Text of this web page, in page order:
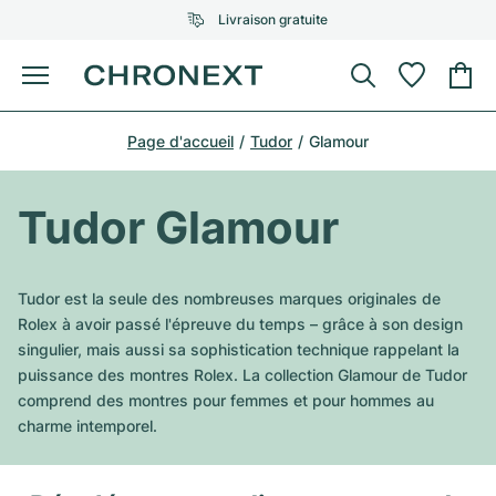
Livraison gratuite
Menu
Acheter une montre
UNE SÉLECTION D'EXCEPTION
Tous les modèles Rolex
Modèles les plus vendus
Omega
Tous les modèles Omega
Modèles les plus vendus
Patek Philippe
Tous les modèles Patek Philippe
Audemars Piguet
Cartier
Montres d'occasion
Bijoux
UNE SÉLECTION D'EXCEPTION
Tiffany
Louis Vuitton
Gebauer & Gebauer
Van Cleef & Arpels
Nouveautés
Page d'accueil Tudor Glamour
Tudor Glamour
Tudor est la seule des nombreuses marques originales de
Rolex à avoir passé l'épreuve du temps – grâce à son design
singulier, mais aussi sa sophistication technique rappelant la
puissance des montres Rolex. La collection Glamour de Tudor
comprend des montres pour femmes et pour hommes au
charme intemporel.